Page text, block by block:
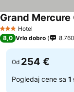
3 Zvezdice
Hotel
Grand
8,0 Vrlo dobro 8.760
Od 254 €
Pogledaj cene sa 1